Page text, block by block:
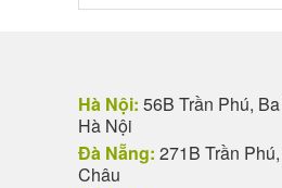
Hà Nội: 56B Trần Phú,
Hà Nội
Đà Nẵng: 271B Trần
Châu